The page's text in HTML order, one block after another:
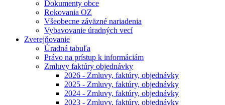
Dokumenty obce
Rokovania OZ
Všeobecne záväzné nariadenia
Vybavovanie úradných vecí
Zverejňovanie
Úradná tabuľa
Právo na prístup k informáciám
Zmluvy faktúry objednávky
2026 - Zmluvy, faktúry, objednávky
2025 - Zmluvy, faktúry, objednávky
2024 - Zmluvy, faktúry, objednávky
2023 - Zmluvy, faktúry, objednávky